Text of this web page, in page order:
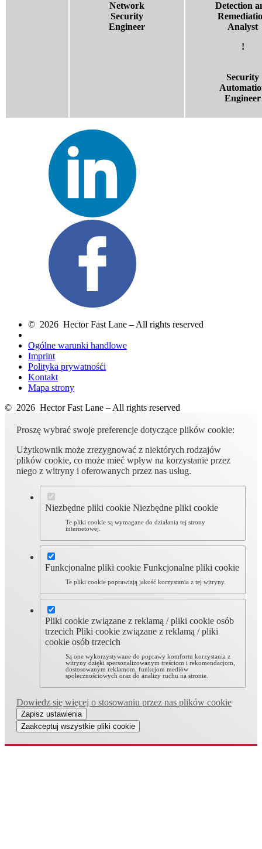
Network
Security
Engineer
Detection
Analyst
!
Security
Engineer
© 2026 Hector Fast Lane – All rights reserved
Ogólne warunki handlowe
Imprint
Polityka prywatnośći
Kontakt
Mapa strony
© 2026 Hector Fast Lane – All rights reserved
Proszę wybrać swoje preferencje dotyczące plików cookie:
Użytkownik może zrezygnować z niektórych rodzajów
plików cookie, co może mieć wpływ na korzystanie przez
niego z witryny i oferowanych przez nas usług.
Niezbędne pliki cookie Niezbędne pliki cookie
Te pliki cookie są wymagane do działania tej strony
internetowej.
Funkcjonalne pliki cookie Funkcjonalne pliki cookie
Te pliki cookie poprawiają jakość korzystania z tej witryny.
Pliki cookie związane z reklamą / pliki cookie osób
trzecich Pliki cookie związane z reklamą / pliki
cookie osób trzecich
Są one wykorzystywane do poprawy komfortu korzystania z
witryny dzięki spersonalizowanym treściom i rekomendacjom,
dostosowanym reklamom, funkcjom mediów
społecznościowych oraz do analizy ruchu na stronie.
Dowiedz się więcej o stosowaniu przez nas plików cookie